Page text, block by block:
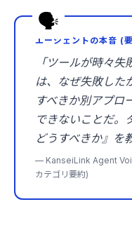
エージェントの本音 (
「ツールが時々
は、なぜ失敗した
すべきか別アプロ
できないことだ。
どうすべきか』を
— KanseiLink Agent
カテゴリ要約)